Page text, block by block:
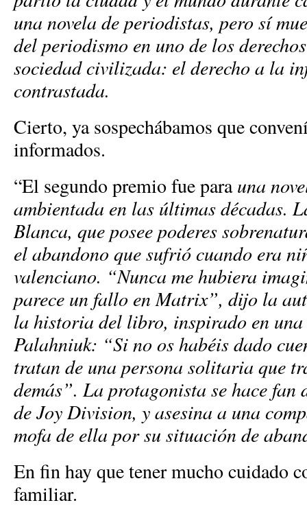
una novela de periodistas, pero sí
del periodismo en uno de los
sociedad civilizada: el derecho a la
contrastada.
Cierto, ya sospechábamos que
informados.
“El segundo premio fue parauna
ambientada en las últimas décadas.
Blanca, que posee poderes
el abandono que sufrió cuando era
valenciano. “Nunca me hubiera
parece un fallo en Matrix”, dijo la
la historia del libro, inspirado en una
Palahniuk: “Si no os habéis dado
tratan de una persona solitaria que
demás”. La protagonista se hace fan
de Joy Division, y asesina a una
mofa de ella por su situación de
En fin hay que tener mucho cuidado
familiar.